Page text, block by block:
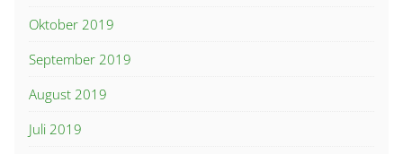
Oktober 2019
September 2019
August 2019
Juli 2019